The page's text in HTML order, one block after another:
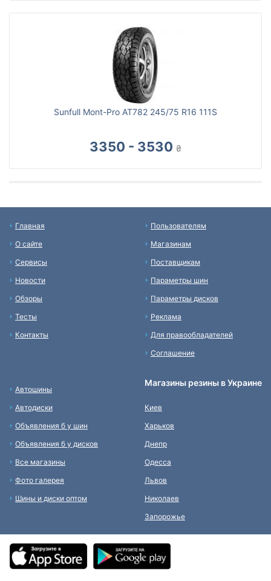
Sunfull Mont-Pro AT782 245/75 R16 111S
3350 - 3530 ₴
Главная
О сайте
Сервисы
Новости
Обзоры
Тесты
Контакты
Пользователям
Магазинам
Поставщикам
Параметры шин
Параметры дисков
Реклама
Для правообладателей
Соглашение
Автошины
Автодиски
Объявления б у шин
Объявления б у дисков
Все магазины
Фото галерея
Шины и диски оптом
Магазины резины в Украине
Киев
Харьков
Днепр
Одесса
Львов
Николаев
Запорожье